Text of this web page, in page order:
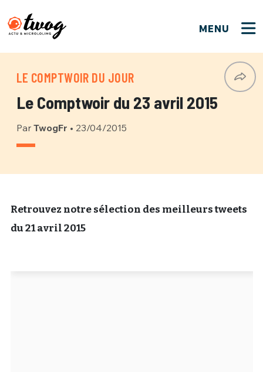
MENU
LE COMPTWOIR DU JOUR
Le Comptwoir du 23 avril 2015
Par TwogFr • 23/04/2015
Retrouvez notre sélection des meilleurs tweets
du 21 avril 2015
PSEUDO*
Connexion
MOT DE PASSE Mot de passe perdu ?
FERMER
VOTRE PARTICIPATION
Que souhaitez-vous proposer ?
Quelques tweets